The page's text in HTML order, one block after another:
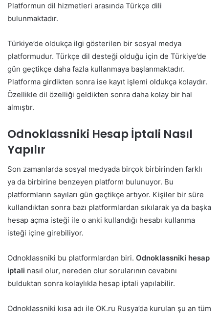
Platformun dil hizmetleri arasında Türkçe dili
bulunmaktadır.
Türkiye’de oldukça ilgi gösterilen bir sosyal medya
platformudur. Türkçe dil desteği olduğu için de Türkiye’de
gün geçtikçe daha fazla kullanmaya başlanmaktadır.
Platforma girdikten sonra ise kayıt işlemi oldukça kolaydır.
Özellikle dil özelliği geldikten sonra daha kolay bir hal
almıştır.
Odnoklassniki Hesap İptali Nasıl
Yapılır
Son zamanlarda sosyal medyada birçok birbirinden farklı
ya da birbirine benzeyen platform bulunuyor. Bu
platformların sayıları gün geçtikçe artıyor. Kişiler bir süre
kullandıktan sonra bazı platformlardan sıkılarak ya da başka
hesap açma isteği ile o anki kullandığı hesabı kullanma
isteği içine girebiliyor.
Odnoklassniki bu platformlardan biri. Odnoklassniki hesap
iptali nasıl olur, nereden olur sorularının cevabını
bulduktan sonra kolaylıkla hesap iptali yapılabilir.
Odnoklassniki kısa adı ile OK.ru Rusya’da kurulan şu an tüm